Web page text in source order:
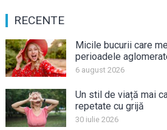
RECENTE
Micile bucurii care
perioadele
6 august 2026
Un stil de viață mai
repetate cu grijă
30 iulie 2026